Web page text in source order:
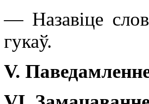
— Назавіце
гукаў.
V.